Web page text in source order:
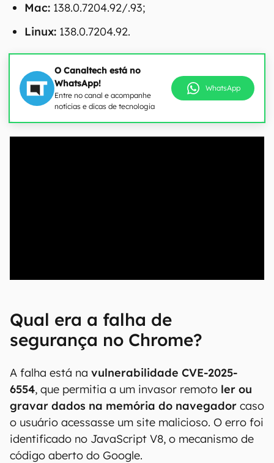
Mac: 138.0.7204.92/.93;
Linux: 138.0.7204.92.
O Canaltech está no
WhatsApp!
Entre no canal e acompanhe
notícias e dicas de tecnologia
WhatsApp
Qual era a falha de
segurança no Chrome?
A falha está na vulnerabilidade CVE-2025-
6554, que permitia a um invasor remoto ler ou
gravar dados na memória do navegador caso
o usuário acessasse um site malicioso. O erro foi
identificado no JavaScript V8, o mecanismo de
código aberto do Google.